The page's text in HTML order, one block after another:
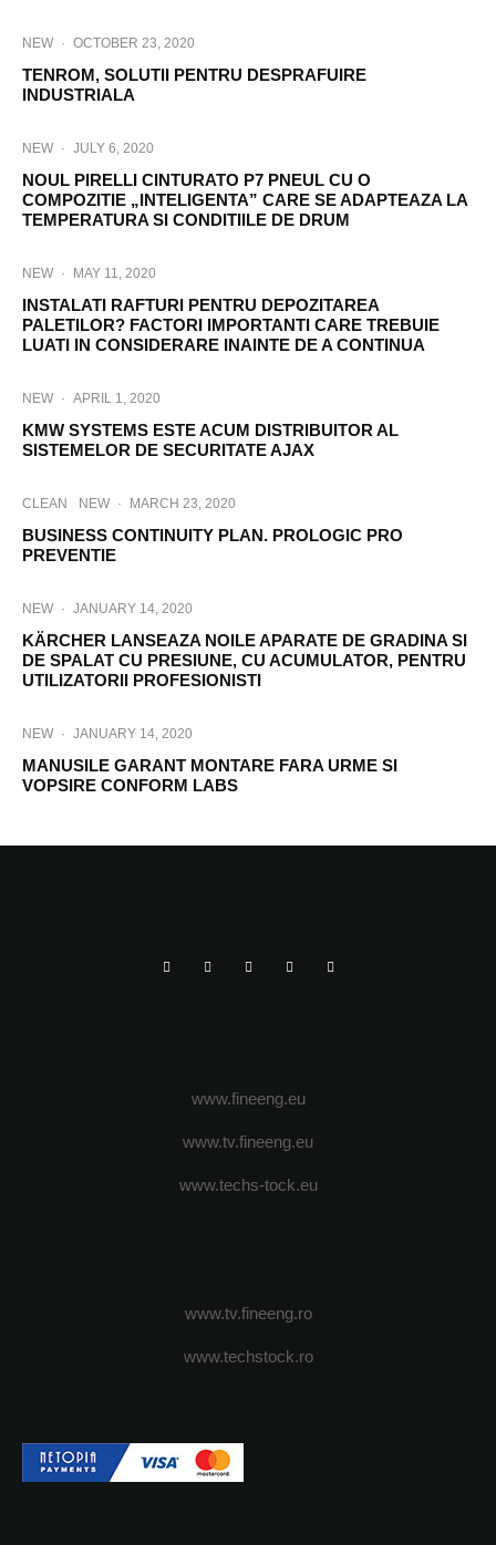
NEW · OCTOBER 23, 2020
TENROM, SOLUTII PENTRU DESPRAFUIRE
INDUSTRIALA
NEW · JULY 6, 2020
NOUL PIRELLI CINTURATO P7 PNEUL CU O
COMPOZITIE „INTELIGENTA” CARE SE ADAPTEAZA LA
TEMPERATURA SI CONDITIILE DE DRUM
NEW · MAY 11, 2020
INSTALATI RAFTURI PENTRU DEPOZITAREA
PALETILOR? FACTORI IMPORTANTI CARE TREBUIE
LUATI IN CONSIDERARE INAINTE DE A CONTINUA
NEW · APRIL 1, 2020
KMW SYSTEMS ESTE ACUM DISTRIBUITOR AL
SISTEMELOR DE SECURITATE AJAX
CLEAN NEW · MARCH 23, 2020
BUSINESS CONTINUITY PLAN. PROLOGIC PRO
PREVENTIE
NEW · JANUARY 14, 2020
KÄRCHER LANSEAZA NOILE APARATE DE GRADINA SI
DE SPALAT CU PRESIUNE, CU ACUMULATOR, PENTRU
UTILIZATORII PROFESIONISTI
NEW · JANUARY 14, 2020
MANUSILE GARANT MONTARE FARA URME SI
VOPSIRE CONFORM LABS
www.fineeng.eu
www.tv.fineeng.eu
www.techs-tock.eu
www.tv.fineeng.ro
www.techstock.ro